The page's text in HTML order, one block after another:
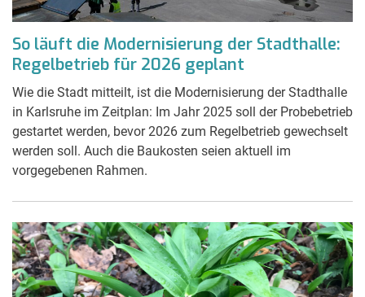
So läuft die Modernisierung der Stadthalle:
Regelbetrieb für 2026 geplant
Wie die Stadt mitteilt, ist die Modernisierung der Stadthalle
in Karlsruhe im Zeitplan: Im Jahr 2025 soll der Probebetrieb
gestartet werden, bevor 2026 zum Regelbetrieb gewechselt
werden soll. Auch die Baukosten seien aktuell im
vorgegebenen Rahmen.